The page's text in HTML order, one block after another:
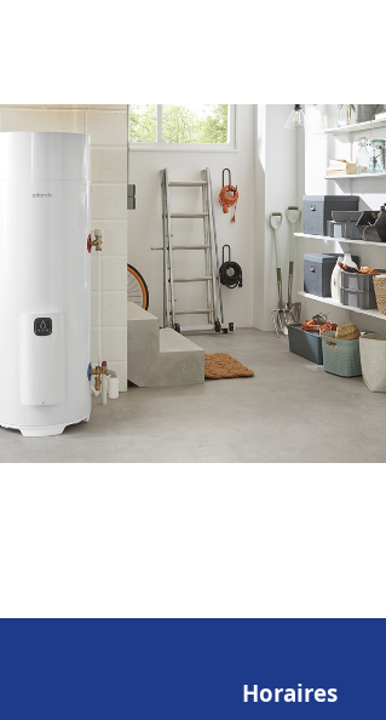
Horaires